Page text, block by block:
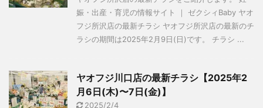
娠・出産・育児の情報サイト ｜ ゼクシィBaby ヤオ
フジ所沢店の最新チラシ ヤオフジ所沢店の最新のチ
ラシの期間は2025年2月9日(日)です。 チラシ ...
ヤオフジ川口店の最新チラシ【2025年2
月6日(木)〜7日(金)】
2025/2/4